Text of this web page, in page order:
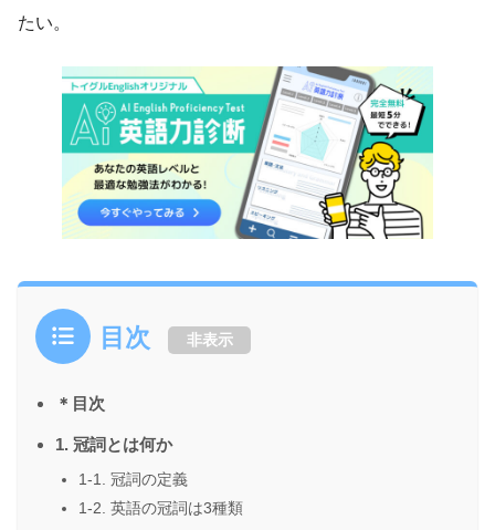
たい。
目次 非表示
＊目次
1. 冠詞とは何か
1-1. 冠詞の定義
1-2. 英語の冠詞は3種類